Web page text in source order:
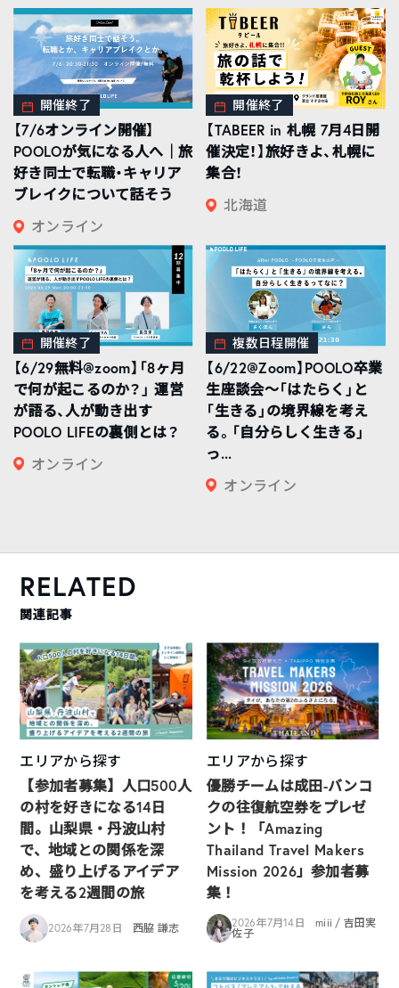
開催終了
【7/6オンライン開催】
POOLOが気になる人へ｜旅
好き同士で転職・キャリア
ブレイクについて話そう
オンライン
開催終了
【TABEER in 札幌 7月4日開
催決定！】旅好きよ、札幌に
集合！
北海道
開催終了
【6/29無料@zoom】「8ヶ月
で何が起こるのか？」 運営
が語る、人が動き出す
POOLO LIFEの裏側とは？
オンライン
複数日程開催
【6/22@Zoom】POOLO卒業
生座談会〜「はたらく」と
「生きる」の境界線を考え
る。「自分らしく生きる」
っ...
オンライン
RELATED
関連記事
エリアから探す
【参加者募集】人口500人
の村を好きになる14日
間。山梨県・丹波山村
で、地域との関係を深
め、盛り上げるアイデア
を考える2週間の旅
2026年7月28日 西脇 謙志
エリアから探す
優勝チームは成田-バンコ
クの往復航空券をプレゼ
ント！「Amazing
Thailand Travel Makers
Mission 2026」参加者募
集！
2026年7月14日
miii / 吉田実
佐子